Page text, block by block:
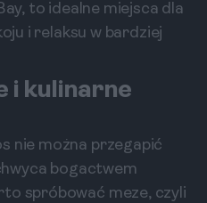
to idealne miejsca dla
i relaksu w bardziej
i kulinarne
nie można przegapić
bogactwem
spróbować meze, czyli